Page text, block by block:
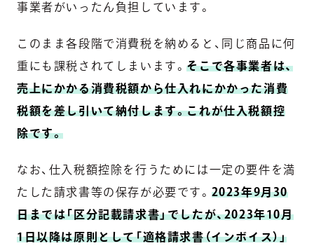
事業者がいったん負担しています。
このまま各段階で消費税を納めると、同じ商品に何
重にも課税されてしまいます。そこで各事業者は、
売上にかかる消費税額から仕入れにかかった消費
税額を差し引いて納付します。これが仕入税額控
除です。
なお、仕入税額控除を行うためには一定の要件を満
たした請求書等の保存が必要です。 2023年9月30
日までは「区分記載請求書」でしたが、2023年10月
1日以降は原則として「適格請求書（インボイス）」